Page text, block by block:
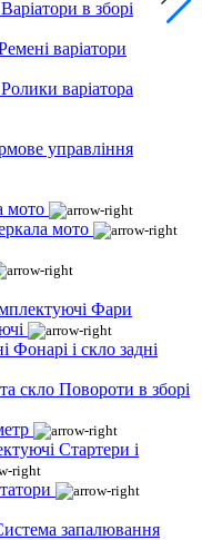
Варіатори в зборі
варіатори
Ролики варіатора
управління
мото
мото
Фари
Фонарі і скло задні
Повороти в зборі
Стартери і
запалювання